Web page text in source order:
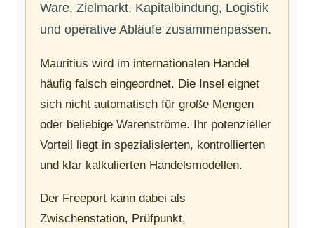
Ware, Zielmarkt, Kapitalbindung, Logistik
und operative Abläufe zusammenpassen.
Mauritius wird im internationalen Handel
häufig falsch eingeordnet. Die Insel eignet
sich nicht automatisch für große Mengen
oder beliebige Warenströme. Ihr potenzieller
Vorteil liegt in spezialisierten, kontrollierten
und klar kalkulierten Handelsmodellen.
Der Freeport kann dabei als
Zwischenstation, Prüfpunkt,